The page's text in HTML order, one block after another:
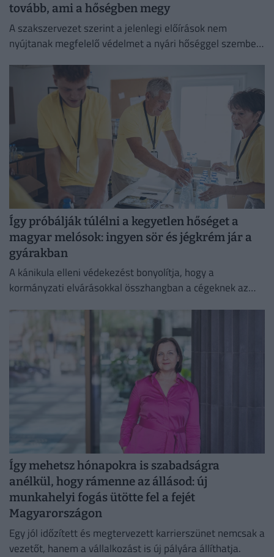
tovább, ami a hőségben megy
A szakszervezet szerint a jelenlegi előírások nem
nyújtanak megfelelő védelmet a nyári hőséggel szemben,
védelmében.
Így próbálják túlélni a kegyetlen hőséget a
magyar melósok: ingyen sör és jégkrém jár a
gyárakban
A kánikula elleni védekezést bonyolítja, hogy a
kormányzati elvárásokkal összhangban a cégeknek az
Így mehetsz hónapokra is szabadságra
anélkül, hogy rámenne az állásod: új
munkahelyi fogás ütötte fel a fejét
Magyarországon
Egy jól időzített és megtervezett karrierszünet nemcsak a
vezetőt, hanem a vállalkozást is új pályára állíthatja.